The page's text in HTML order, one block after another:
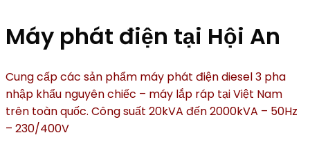
Máy phát điện tại Hội An
Cung cấp các sản phẩm máy phát điện diesel 3 pha
nhập khẩu nguyên chiếc – máy lắp ráp tại Việt Nam
trên toàn quốc. Công suất 20kVA đến 2000kVA – 50Hz
– 230/400V